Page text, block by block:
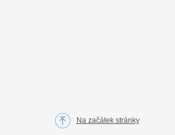
Na začátek stránky